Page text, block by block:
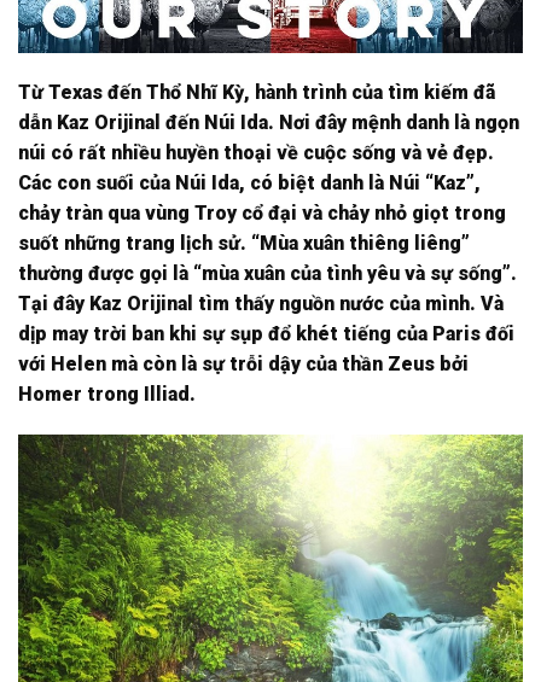
Từ Texas đến Thổ Nhĩ Kỳ, hành trình của tìm kiếm đã
dẫn Kaz Orijinal đến Núi Ida. Nơi đây mệnh danh là ngọn
núi có rất nhiều huyền thoại về cuộc sống và vẻ đẹp.
Các con suối của Núi Ida, có biệt danh là Núi “Kaz”,
chảy tràn qua vùng Troy cổ đại và chảy nhỏ giọt trong
suốt những trang lịch sử. “Mùa xuân thiêng liêng”
thường được gọi là “mùa xuân của tình yêu và sự sống”.
Tại đây Kaz Orijinal tìm thấy nguồn nước của mình. Và
dịp may trời ban khi sự sụp đổ khét tiếng của Paris đối
với Helen mà còn là sự trỗi dậy của thần Zeus bởi
Homer trong Illiad.